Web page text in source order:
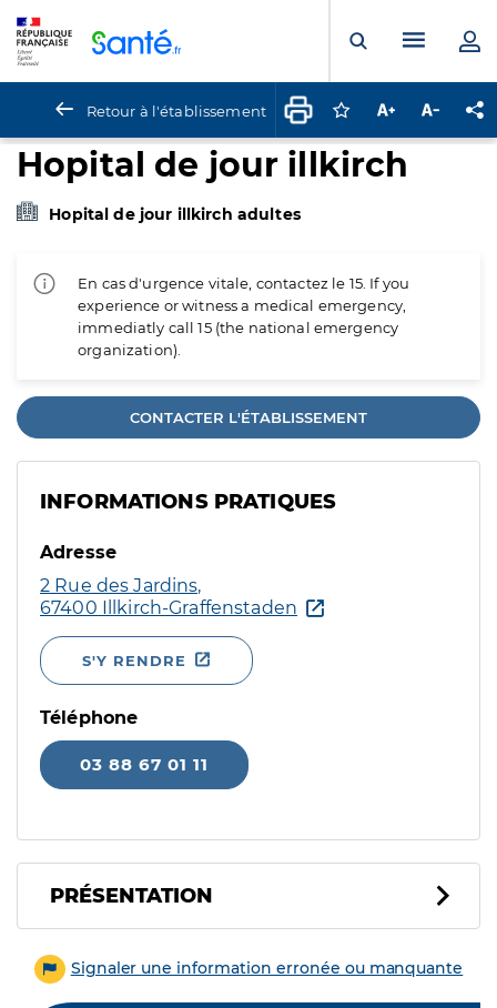
Ouvrir laMenu
Retour à l'établissement Connectez-vous
Augmenter la
Hopital de jour illkirch
Hopital de jour illkirch adultes
En cas d'urgence vitale, contactez le 15. If you
experience or witness a medical emergency,
immediatly call 15 (the national emergency
organization).
CONTACTER L'ÉTABLISSEMENT
INFORMATIONS PRATIQUES
Adresse
2 Rue des Jardins,
67400 Illkirch-Graffenstaden
S'Y RENDRE
Téléphone
03 88 67 01 11
PRÉSENTATION
Signaler une information erronée ou manquante